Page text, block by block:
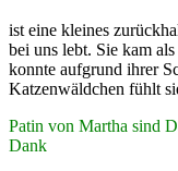
ist eine kleines
bei uns lebt. Sie kam
konnte aufgrund ihrer
Katzenwäldchen fühlt
Patin von Martha sind
Dank